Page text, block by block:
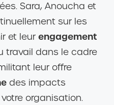
Sara, Anoucha et
sur les
et leur engagement
travail dans le cadre
leur offre
des impacts
organisation.